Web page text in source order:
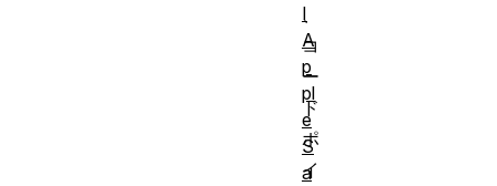
、
コ
ー
ド
ポ
イ
I
A
p
pl
e
S
a